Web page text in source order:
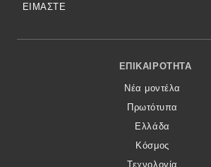
ΕΙΜΑΣΤΕ
Footer Menu
ΕΠΙΚΑΙΡΌΤΗΤΑ
Νέα μοντέλα
Πρωτότυπα
Ελλάδα
Κόσμος
Τεχνολογία